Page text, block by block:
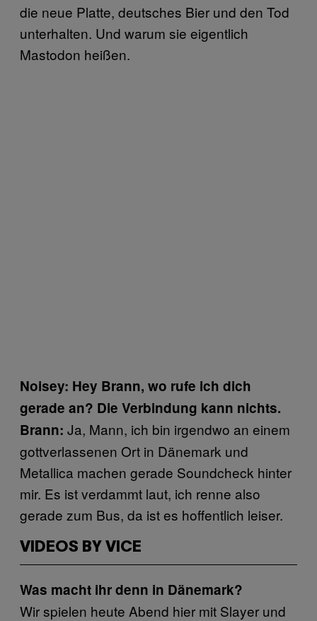
die neue Platte, deutsches Bier und den Tod
unterhalten. Und warum sie eigentlich
Mastodon heißen.
Noisey: Hey Brann, wo rufe ich dich
gerade an? Die Verbindung kann nichts.
Brann: Ja, Mann, ich bin irgendwo an einem
gottverlassenen Ort in Dänemark und
Metallica machen gerade Soundcheck hinter
mir. Es ist verdammt laut, ich renne also
gerade zum Bus, da ist es hoffentlich leiser.
VIDEOS BY VICE
Was macht ihr denn in Dänemark?
Wir spielen heute Abend hier mit Slayer und